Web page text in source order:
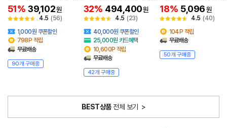
퀵3 MQ3135
51% 39,102원
4.5 (56)
1,000원 쿠폰할인
798P 적립
무료배송
90개 구매중
L 2등급 베이지 설치포함
32% 494,400원
4.5 (23)
40,000원 쿠폰할인
25,000원 카드혜택
10,600P 적립
무료배송
42개 구매중
CTC120
18% 5,096원
4.5 (40)
104P 적립
무료배송
50개 구매중
BEST상품 전체 보기 >